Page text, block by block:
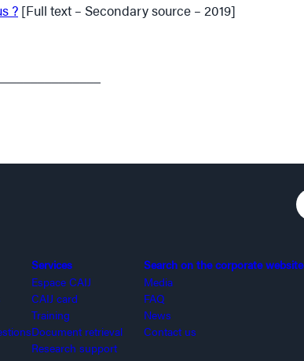
? [Full text – Secondary source – 2019]
Services
Espace CAIJ
CAIJ card
Training
Document retrieval
Research support
Search on the corporate website
Media
FAQ
News
Contact us